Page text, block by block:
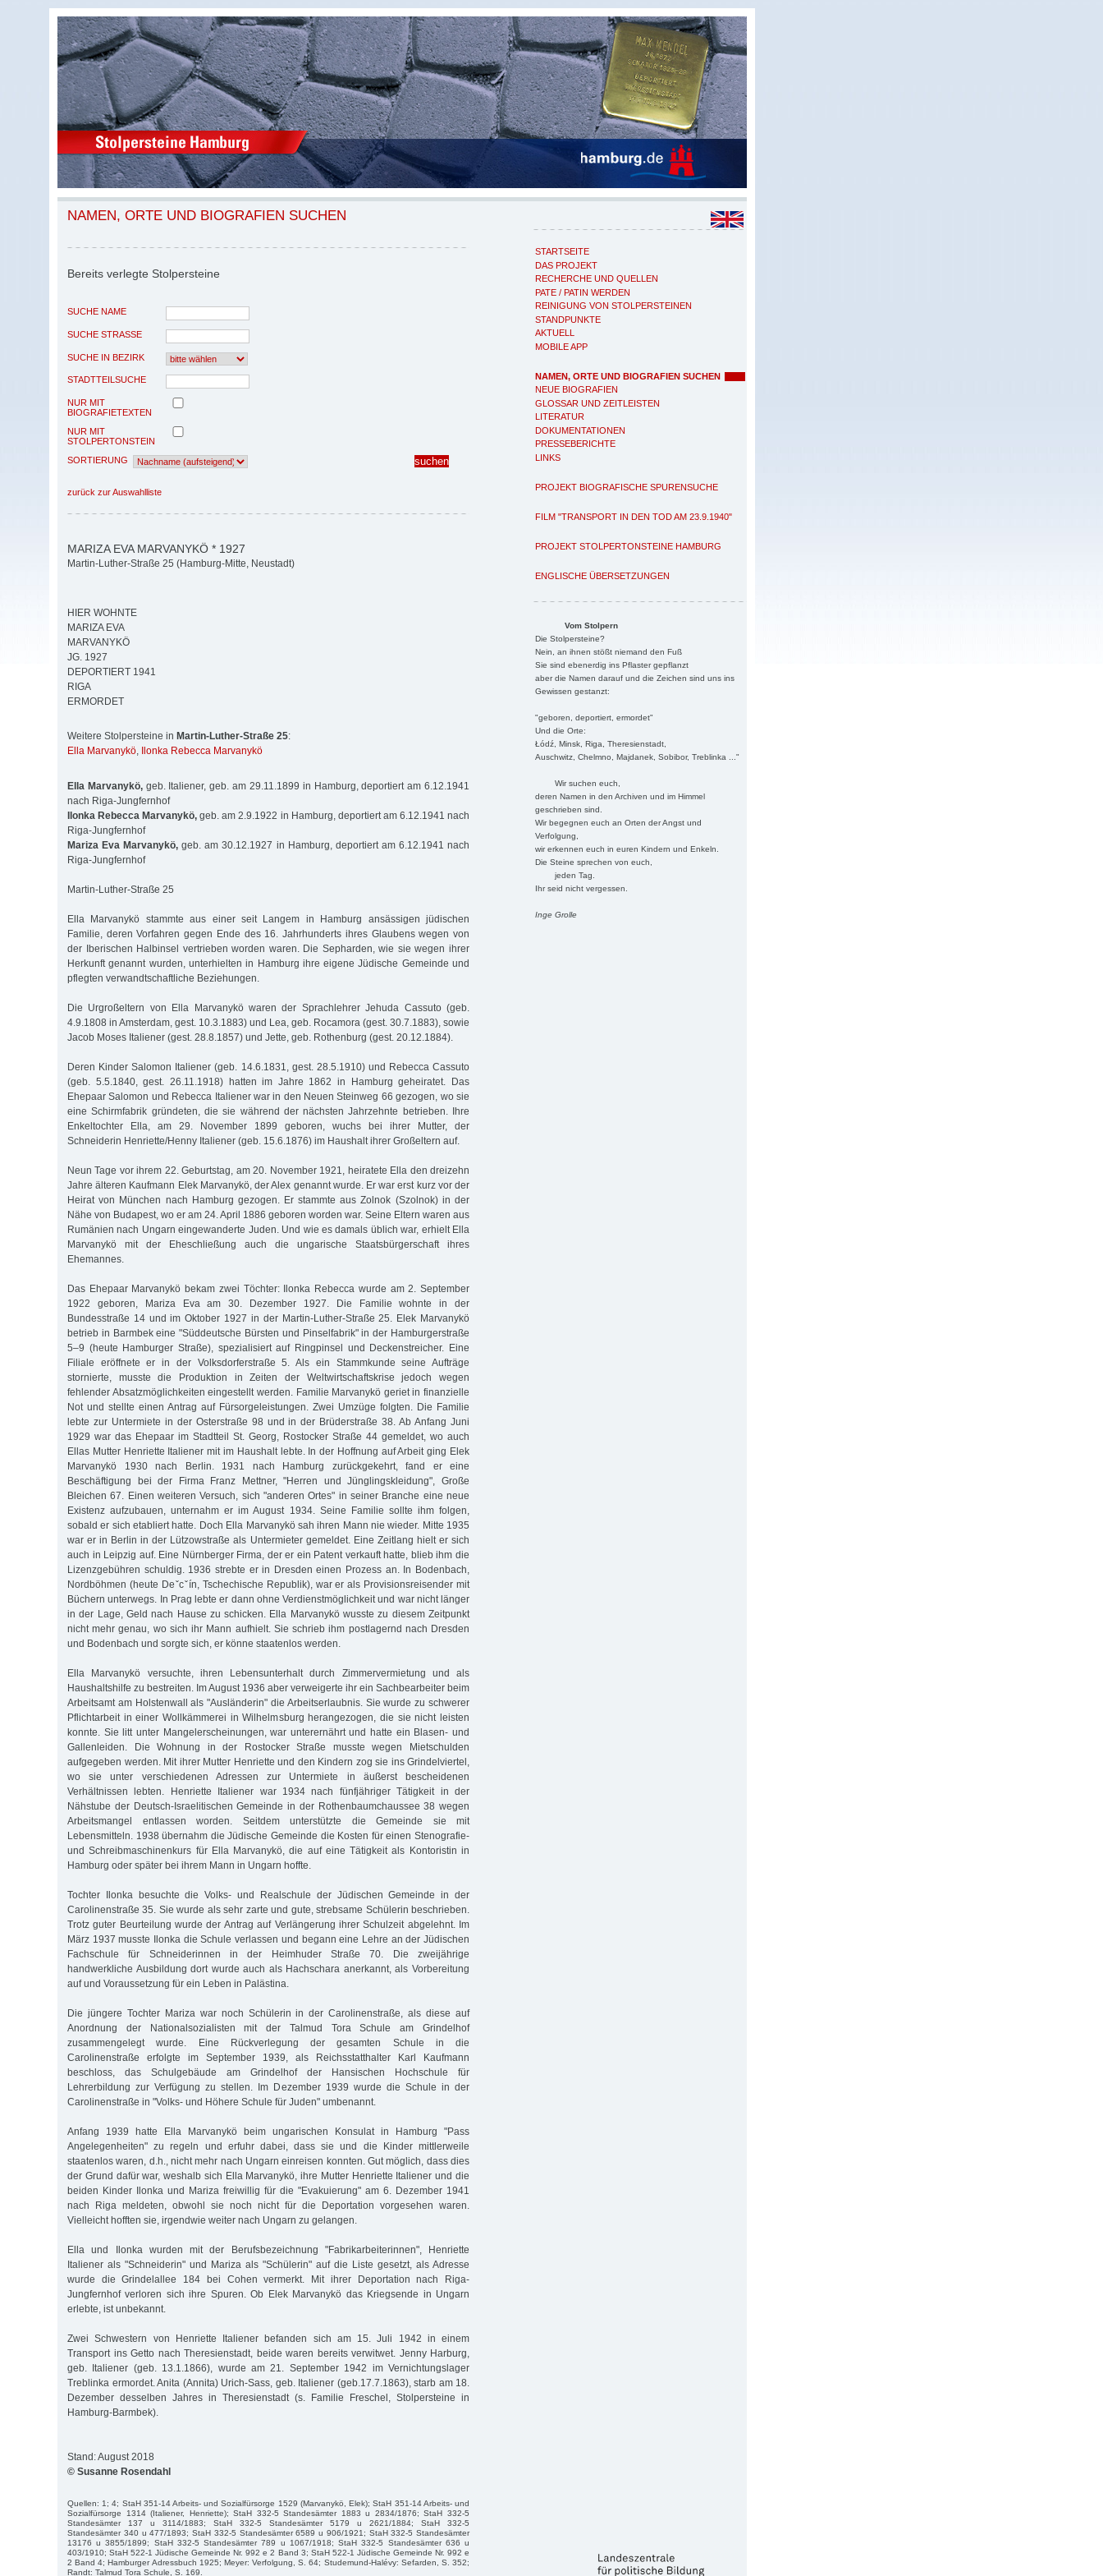
STARTSEITE
DAS PROJEKT
RECHERCHE UND QUELLEN
PATE / PATIN WERDEN
REINIGUNG VON STOLPERSTEINEN
STANDPUNKTE
AKTUELL
MOBILE APP
NAMEN, ORTE UND BIOGRAFIEN SUCHEN
NEUE BIOGRAFIEN
GLOSSAR UND ZEITLEISTEN
LITERATUR
DOKUMENTATIONEN
PRESSEBERICHTE
LINKS
PROJEKT BIOGRAFISCHE SPURENSUCHE
FILM "TRANSPORT IN DEN TOD AM 23.9.1940"
PROJEKT STOLPERTONSTEINE HAMBURG
ENGLISCHE ÜBERSETZUNGEN
Vom Stolpern
Die Stolpersteine?
Nein, an ihnen stößt niemand den Fuß
Sie sind ebenerdig ins Pflaster gepflanzt
aber die Namen darauf und die Zeichen sind uns ins
Gewissen gestanzt:
"geboren, deportiert, ermordet"
Und die Orte:
Łódź, Minsk, Riga, Theresienstadt,
Auschwitz, Chelmno, Majdanek, Sobibor, Treblinka ..."
Wir suchen euch,
deren Namen in den Archiven und im Himmel
geschrieben sind.
Wir begegnen euch an Orten der Angst und
Verfolgung,
wir erkennen euch in euren Kindern und Enkeln.
Die Steine sprechen von euch,
jeden Tag.
Ihr seid nicht vergessen.
Inge Grolle
NAMEN, ORTE UND BIOGRAFIEN SUCHEN
Bereits verlegte Stolpersteine
SUCHE NAME
SUCHE STRASSE
SUCHE IN BEZIRK
STADTTEILSUCHE
NUR MIT
BIOGRAFIETEXTEN
NUR MIT
STOLPERTONSTEIN
SORTIERUNG
zurück zur Auswahlliste
MARIZA EVA MARVANYKÖ * 1927
Martin-Luther-Straße 25 (Hamburg-Mitte, Neustadt)
HIER WOHNTE
MARIZA EVA
MARVANYKÖ
JG. 1927
DEPORTIERT 1941
RIGA
ERMORDET
Weitere Stolpersteine in Martin-Luther-Straße 25:
Ella Marvanykö, Ilonka Rebecca Marvanykö
Ella Marvanykö,geb. Italiener, geb. am 29.11.1899 in Hamburg, deportiert am 6.12.1941
nach Riga-Jungfernhof
Ilonka Rebecca Marvanykö, geb. am 2.9.1922 in Hamburg, deportiert am 6.12.1941 nach
Riga-Jungfernhof
Mariza Eva Marvanykö, geb. am 30.12.1927 in Hamburg, deportiert am 6.12.1941 nach
Riga-Jungfernhof
Martin-Luther-Straße 25
Ella Marvanykö stammte aus einer seit Langem in Hamburg ansässigen jüdischen
Familie, deren Vorfahren gegen Ende des 16. Jahrhunderts ihres Glaubens wegen von
der Iberischen Halbinsel vertrieben worden waren. Die Sepharden, wie sie wegen ihrer
Herkunft genannt wurden, unterhielten in Hamburg ihre eigene Jüdische Gemeinde und
pflegten verwandtschaftliche Beziehungen.
Die Urgroßeltern von Ella Marvanykö waren der Sprachlehrer Jehuda Cassuto (geb.
4.9.1808 in Amsterdam, gest. 10.3.1883) und Lea, geb. Rocamora (gest. 30.7.1883), sowie
Jacob Moses Italiener (gest. 28.8.1857) und Jette, geb. Rothenburg (gest. 20.12.1884).
Deren Kinder Salomon Italiener (geb. 14.6.1831, gest. 28.5.1910) und Rebecca Cassuto
(geb. 5.5.1840, gest. 26.11.1918) hatten im Jahre 1862 in Hamburg geheiratet. Das
Ehepaar Salomon und Rebecca Italiener war in den Neuen Steinweg 66 gezogen, wo sie
eine Schirmfabrik gründeten, die sie während der nächsten Jahrzehnte betrieben. Ihre
Enkeltochter Ella, am 29. November 1899 geboren, wuchs bei ihrer Mutter, der
Schneiderin Henriette/Henny Italiener (geb. 15.6.1876) im Haushalt ihrer Großeltern auf.
Neun Tage vor ihrem 22. Geburtstag, am 20. November 1921, heiratete Ella den dreizehn
Jahre älteren Kaufmann Elek Marvanykö, der Alex genannt wurde. Er war erst kurz vor der
Heirat von München nach Hamburg gezogen. Er stammte aus Zolnok (Szolnok) in der
Nähe von Budapest, wo er am 24. April 1886 geboren worden war. Seine Eltern waren aus
Rumänien nach Ungarn eingewanderte Juden. Und wie es damals üblich war, erhielt Ella
Marvanykö mit der Eheschließung auch die ungarische Staatsbürgerschaft ihres
Ehemannes.
Das Ehepaar Marvanykö bekam zwei Töchter: Ilonka Rebecca wurde am 2. September
1922 geboren, Mariza Eva am 30. Dezember 1927. Die Familie wohnte in der
Bundesstraße 14 und im Oktober 1927 in der Martin-Luther-Straße 25. Elek Marvanykö
betrieb in Barmbek eine "Süddeutsche Bürsten und Pinselfabrik" in der Hamburgerstraße
5–9 (heute Hamburger Straße), spezialisiert auf Ringpinsel und Deckenstreicher. Eine
Filiale eröffnete er in der Volksdorferstraße 5. Als ein Stammkunde seine Aufträge
stornierte, musste die Produktion in Zeiten der Weltwirtschaftskrise jedoch wegen
fehlender Absatzmöglichkeiten eingestellt werden. Familie Marvanykö geriet in finanzielle
Not und stellte einen Antrag auf Fürsorgeleistungen. Zwei Umzüge folgten. Die Familie
lebte zur Untermiete in der Osterstraße 98 und in der Brüderstraße 38. Ab Anfang Juni
1929 war das Ehepaar im Stadtteil St. Georg, Rostocker Straße 44 gemeldet, wo auch
Ellas Mutter Henriette Italiener mit im Haushalt lebte. In der Hoffnung auf Arbeit ging Elek
Marvanykö 1930 nach Berlin. 1931 nach Hamburg zurückgekehrt, fand er eine
Beschäftigung bei der Firma Franz Mettner, "Herren und Jünglingskleidung", Große
Bleichen 67. Einen weiteren Versuch, sich "anderen Ortes" in seiner Branche eine neue
Existenz aufzubauen, unternahm er im August 1934. Seine Familie sollte ihm folgen,
sobald er sich etabliert hatte. Doch Ella Marvanykö sah ihren Mann nie wieder. Mitte 1935
war er in Berlin in der Lützowstraße als Untermieter gemeldet. Eine Zeitlang hielt er sich
auch in Leipzig auf. Eine Nürnberger Firma, der er ein Patent verkauft hatte, blieb ihm die
Lizenzgebühren schuldig. 1936 strebte er in Dresden einen Prozess an. In Bodenbach,
Nordböhmen (heute Deˇcˇín, Tschechische Republik), war er als Provisionsreisender mit
Büchern unterwegs. In Prag lebte er dann ohne Verdienstmöglichkeit und war nicht länger
in der Lage, Geld nach Hause zu schicken. Ella Marvanykö wusste zu diesem Zeitpunkt
nicht mehr genau, wo sich ihr Mann aufhielt. Sie schrieb ihm postlagernd nach Dresden
und Bodenbach und sorgte sich, er könne staatenlos werden.
Ella Marvanykö versuchte, ihren Lebensunterhalt durch Zimmervermietung und als
Haushaltshilfe zu bestreiten. Im August 1936 aber verweigerte ihr ein Sachbearbeiter beim
Arbeitsamt am Holstenwall als "Ausländerin" die Arbeitserlaubnis. Sie wurde zu schwerer
Pflichtarbeit in einer Wollkämmerei in Wilhelmsburg herangezogen, die sie nicht leisten
konnte. Sie litt unter Mangelerscheinungen, war unterernährt und hatte ein Blasen- und
Gallenleiden. Die Wohnung in der Rostocker Straße musste wegen Mietschulden
aufgegeben werden. Mit ihrer Mutter Henriette und den Kindern zog sie ins Grindelviertel,
wo sie unter verschiedenen Adressen zur Untermiete in äußerst bescheidenen
Verhältnissen lebten. Henriette Italiener war 1934 nach fünfjähriger Tätigkeit in der
Nähstube der Deutsch-Israelitischen Gemeinde in der Rothenbaumchaussee 38 wegen
Arbeitsmangel entlassen worden. Seitdem unterstützte die Gemeinde sie mit
Lebensmitteln. 1938 übernahm die Jüdische Gemeinde die Kosten für einen Stenografie-
und Schreibmaschinenkurs für Ella Marvanykö, die auf eine Tätigkeit als Kontoristin in
Hamburg oder später bei ihrem Mann in Ungarn hoffte.
Tochter Ilonka besuchte die Volks- und Realschule der Jüdischen Gemeinde in der
Carolinenstraße 35. Sie wurde als sehr zarte und gute, strebsame Schülerin beschrieben.
Trotz guter Beurteilung wurde der Antrag auf Verlängerung ihrer Schulzeit abgelehnt. Im
März 1937 musste Ilonka die Schule verlassen und begann eine Lehre an der Jüdischen
Fachschule für Schneiderinnen in der Heimhuder Straße 70. Die zweijährige
handwerkliche Ausbildung dort wurde auch als Hachschara anerkannt, als Vorbereitung
auf und Voraussetzung für ein Leben in Palästina.
Die jüngere Tochter Mariza war noch Schülerin in der Carolinenstraße, als diese auf
Anordnung der Nationalsozialisten mit der Talmud Tora Schule am Grindelhof
zusammengelegt wurde. Eine Rückverlegung der gesamten Schule in die
Carolinenstraße erfolgte im September 1939, als Reichsstatthalter Karl Kaufmann
beschloss, das Schulgebäude am Grindelhof der Hansischen Hochschule für
Lehrerbildung zur Verfügung zu stellen. Im Dezember 1939 wurde die Schule in der
Carolinenstraße in "Volks- und Höhere Schule für Juden" umbenannt.
Anfang 1939 hatte Ella Marvanykö beim ungarischen Konsulat in Hamburg "Pass
Angelegenheiten" zu regeln und erfuhr dabei, dass sie und die Kinder mittlerweile
staatenlos waren, d.h., nicht mehr nach Ungarn einreisen konnten. Gut möglich, dass dies
der Grund dafür war, weshalb sich Ella Marvanykö, ihre Mutter Henriette Italiener und die
beiden Kinder Ilonka und Mariza freiwillig für die "Evakuierung" am 6. Dezember 1941
nach Riga meldeten, obwohl sie noch nicht für die Deportation vorgesehen waren.
Vielleicht hofften sie, irgendwie weiter nach Ungarn zu gelangen.
Ella und Ilonka wurden mit der Berufsbezeichnung "Fabrikarbeiterinnen", Henriette
Italiener als "Schneiderin" und Mariza als "Schülerin" auf die Liste gesetzt, als Adresse
wurde die Grindelallee 184 bei Cohen vermerkt. Mit ihrer Deportation nach Riga-
Jungfernhof verloren sich ihre Spuren. Ob Elek Marvanykö das Kriegsende in Ungarn
erlebte, ist unbekannt.
Zwei Schwestern von Henriette Italiener befanden sich am 15. Juli 1942 in einem
Transport ins Getto nach Theresienstadt, beide waren bereits verwitwet. Jenny Harburg,
geb. Italiener (geb. 13.1.1866), wurde am 21. September 1942 im Vernichtungslager
Treblinka ermordet. Anita (Annita) Urich-Sass, geb. Italiener (geb.17.7.1863), starb am 18.
Dezember desselben Jahres in Theresienstadt (s. Familie Freschel, Stolpersteine in
Hamburg-Barmbek).
Stand: August 2018
© Susanne Rosendahl
Quellen: 1; 4; StaH 351-14 Arbeits- und Sozialfürsorge 1529 (Marvanykö, Elek); StaH 351-14 Arbeits- und
Sozialfürsorge 1314 (Italiener, Henriette); StaH 332-5 Standesämter 1883 u 2834/1876; StaH 332-5
Standesämter 137 u 3114/1883; StaH 332-5 Standesämter 5179 u 2621/1884; StaH 332-5
Standesämter 340 u 477/1893; StaH 332-5 Standesämter 6589 u 906/1921; StaH 332-5 Standesämter
13176 u 3855/1899; StaH 332-5 Standesämter 789 u 1067/1918; StaH 332-5 Standesämter 636 u
403/1910; StaH 522-1 Jüdische Gemeinde Nr. 992 e 2 Band 3; StaH 522-1 Jüdische Gemeinde Nr. 992 e
2 Band 4; Hamburger Adressbuch 1925; Meyer: Verfolgung, S. 64; Studemund-Halévy: Sefarden, S. 352;
Randt: Talmud Tora Schule, S. 169.